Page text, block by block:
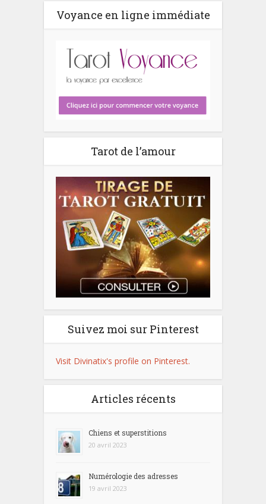
Voyance en ligne immédiate
Tarot de l’amour
Suivez moi sur Pinterest
Visit Divinatix's profile on Pinterest.
Articles récents
Chiens et superstitions
20 avril 2023
Numérologie des adresses
19 avril 2023